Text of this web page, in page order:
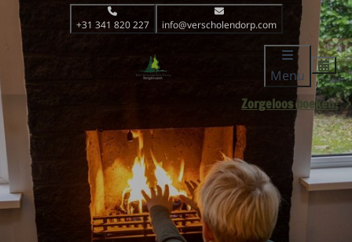
+31 341 820 227 info@verscholendorp.com
Menu
Zorgeloos boeken!